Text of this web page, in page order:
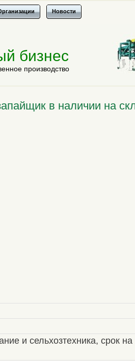
Новости
бизнес
производство
в наличии на
и сельхозтехника, срок на